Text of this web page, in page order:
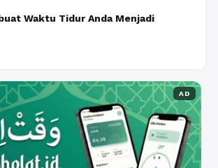
Waktu Tidur Anda Menjadi
AD